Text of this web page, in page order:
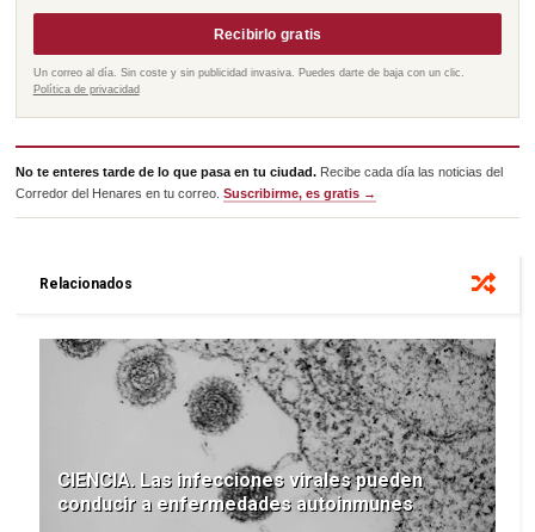
Recibirlo gratis
Un correo al día. Sin coste y sin publicidad invasiva. Puedes darte de baja con un clic.
Política de privacidad
No te enteres tarde de lo que pasa en tu ciudad. Recibe cada día las noticias del
Corredor del Henares en tu correo.Suscribirme, es gratis →
Relacionados
CIENCIA. Las infecciones virales pueden
conducir a enfermedades autoinmunes